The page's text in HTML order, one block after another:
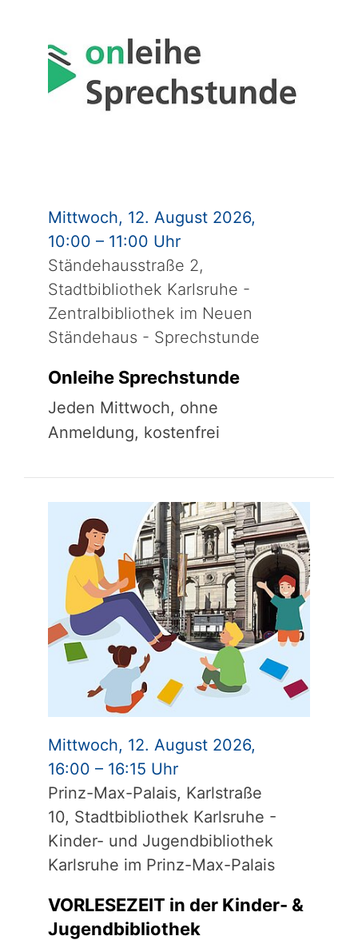
Mittwoch, 12. August 2026,
10:00 – 11:00 Uhr
Ständehausstraße 2,
Stadtbibliothek Karlsruhe -
Zentralbibliothek im Neuen
Ständehaus - Sprechstunde
Onleihe Sprechstunde
Jeden Mittwoch, ohne
Anmeldung, kostenfrei
Mittwoch, 12. August 2026,
16:00 – 16:15 Uhr
Prinz-Max-Palais, Karlstraße
10, Stadtbibliothek Karlsruhe -
Kinder- und Jugendbibliothek
Karlsruhe im Prinz-Max-Palais
VORLESEZEIT in der Kinder- &
Jugendbibliothek